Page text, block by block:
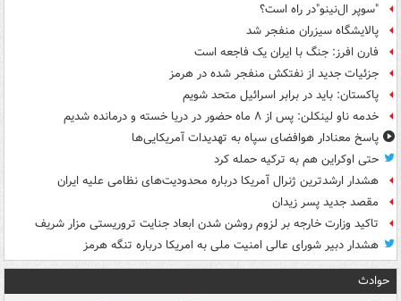
"سوپر ال‌نینو"در راه است؟
پالایشگاه سیزران منفجر شد
فارن افرز: جنگ با ایران یک فاجعه است
جزئیات جدید از نفتکش منفجر شده در هرمز
پاکستان: باید در برابر اسرائیل متحد شویم
خدمه ناو لینکلن: پس از ۸ ماه حضور در دریا خسته و درمانده‌ شدیم
پاسخ معنادار هوافضای سپاه به تهدیدات آمریکایی‌ها
حتی اوکراین هم به ترکیه حمله کرد
هشدار ارشدترین ژنرال آمریکا درباره محدودیت‌های نظامی علیه ایران
مقصد جدید پسر زیدان
تاکید وزارت خارجه بر لزوم روشن شدن ابعاد جنایت تروریستی مزار شریف
هشدار دبیر شورای عالی امنیت ملی به امریکا درباره تنگه هرمز
حوادث